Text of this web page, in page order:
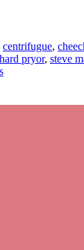
centrifugue,
pryor, steve